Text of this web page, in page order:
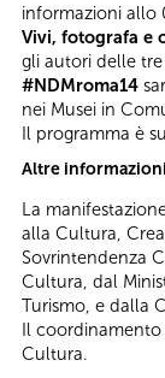
informazioni allo
Vivi, fotografa e
gli autori delle
#NDMroma14
nei Musei in
Il programma è
Altre
La
alla Cultura,
Sovrintendenza
Cultura, dal
Turismo, e dalla
Il
Cultura.